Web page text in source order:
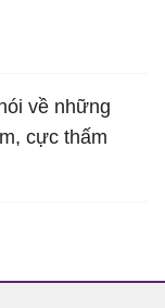
về những
cực thấm